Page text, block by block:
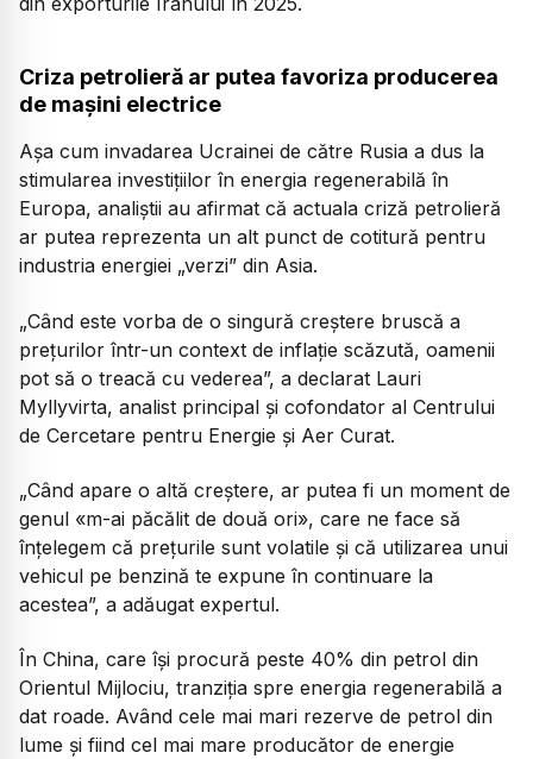
Criza petrolieră ar putea favoriza producerea
de mașini electrice
Așa cum invadarea Ucrainei de către Rusia a dus la
stimularea investițiilor în energia regenerabilă în
Europa, analiștii au afirmat că actuala criză petrolieră
ar putea reprezenta un alt punct de cotitură pentru
industria energiei „verzi” din Asia.
„Când este vorba de o singură creștere bruscă a
prețurilor într-un context de inflație scăzută, oamenii
pot să o treacă cu vederea”, a declarat Lauri
Myllyvirta, analist principal și cofondator al Centrului
de Cercetare pentru Energie și Aer Curat.
„Când apare o altă creștere, ar putea fi un moment de
genul «m-ai păcălit de două ori», care ne face să
înțelegem că prețurile sunt volatile și că utilizarea unui
vehicul pe benzină te expune în continuare la
acestea”, a adăugat expertul.
În China, care își procură peste 40% din petrol din
Orientul Mijlociu, tranziția spre energia regenerabilă a
dat roade. Având cele mai mari rezerve de petrol din
lume și fiind cel mai mare producător de energie